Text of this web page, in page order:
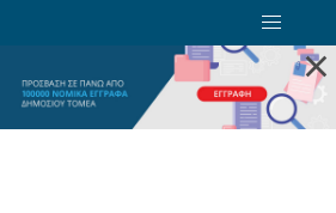
×